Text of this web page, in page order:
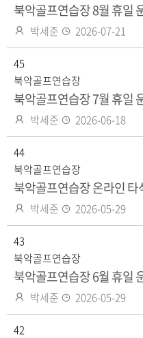
북악골프연습장 8월 휴일
작
성
박세준
등
록
2026-07-21
45
북악골프연습장
북악골프연습장 7월 휴일
작
성
박세준
등
록
2026-06-18
44
북악골프연습장
북악골프연습장 온라인 타
작
성
박세준
등
록
2026-05-29
43
북악골프연습장
북악골프연습장 6월 휴일
작
성
박세준
등
록
2026-05-29
42